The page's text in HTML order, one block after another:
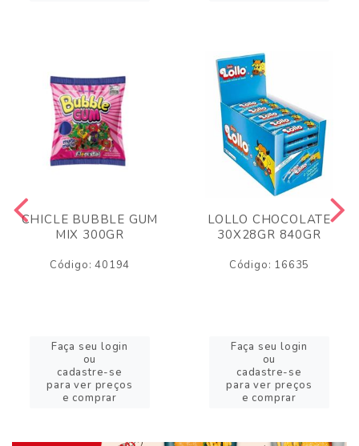
CHICLE BUBBLE GUM
MIX 300GR
Código: 40194
Faça seu login
ou
cadastre-se
para ver preços
e comprar
LOLLO CHOCOLATE
30X28GR 840GR
Código: 16635
Faça seu login
ou
cadastre-se
para ver preços
e comprar